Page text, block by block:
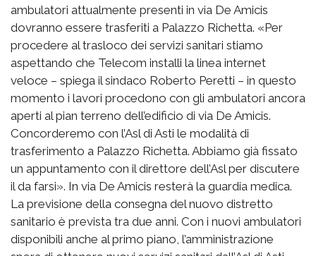
ambulatori attualmente presenti in via De Amicis
dovranno essere trasferiti a Palazzo Richetta. «Per
procedere al trasloco dei servizi sanitari stiamo
aspettando che Telecom installi la linea internet
veloce – spiega il sindaco Roberto Peretti – in questo
momento i lavori procedono con gli ambulatori ancora
aperti al pian terreno dell’edificio di via De Amicis.
Concorderemo con l’Asl di Asti le modalità di
trasferimento a Palazzo Richetta. Abbiamo già fissato
un appuntamento con il direttore dell’Asl per discutere
il da farsi». In via De Amicis resterà la guardia medica.
La previsione della consegna del nuovo distretto
sanitario è prevista tra due anni. Con i nuovi ambulatori
disponibili anche al primo piano, l’amministrazione